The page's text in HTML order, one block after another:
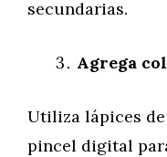
secundarias.
Agrega
Utiliza lápices
pincel digital